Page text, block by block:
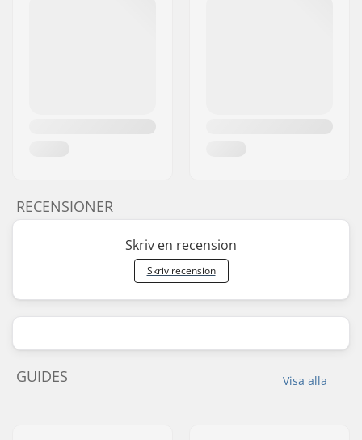
RECENSIONER
Skriv en recension
Skriv recension
Visa alla
GUIDES